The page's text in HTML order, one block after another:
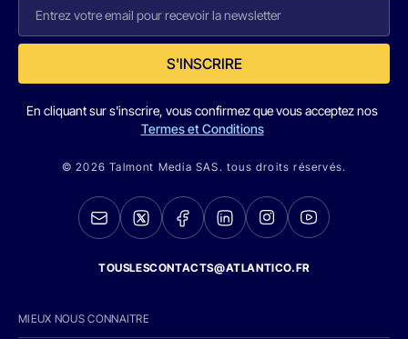
S'INSCRIRE
En cliquant sur s'inscrire, vous confirmez que vous acceptez nos
Termes et Conditions
© 2026 Talmont Media SAS. tous droits réservés.
TOUSLESCONTACTS@ATLANTICO.FR
MIEUX NOUS CONNAITRE